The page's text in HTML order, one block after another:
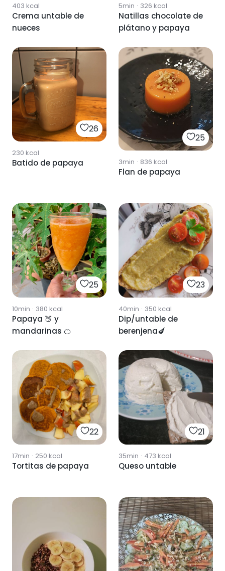
403 kcal
Crema untable de
nueces
5min · 326 kcal
Natillas chocolate de
plátano y papaya
26
230 kcal
Batido de papaya
25
3min · 836 kcal
Flan de papaya
25
10min · 380 kcal
Papaya 🍑 y
mandarinas 🍊
23
40min · 350 kcal
Dip/untable de
berenjena🍆
22
17min · 250 kcal
Tortitas de papaya
21
35min · 473 kcal
Queso untable